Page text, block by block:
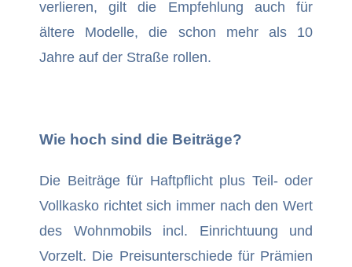
verlieren, gilt die Empfehlung auch für
ältere Modelle, die schon mehr als 10
Jahre auf der Straße rollen.
Wie hoch sind die Beiträge?
Die Beiträge für Haftpflicht plus Teil- oder
Vollkasko richtet sich immer nach den Wert
des Wohnmobils incl. Einrichtuung und
Vorzelt. Die Preisunterschiede für Prämien